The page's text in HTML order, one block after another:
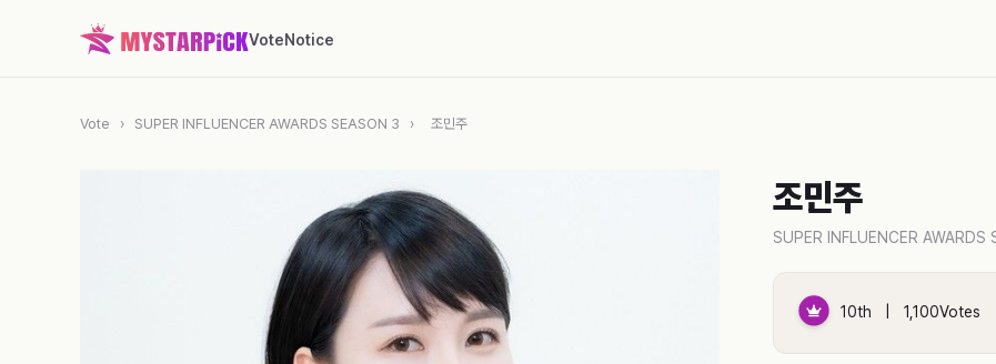
VoteNotice
Vote › SUPER INFLUENCER AWARDS SEASON 3 › 조민주
조민주
SUPER INFLUENCER AWARDS
10th | 1,100Votes